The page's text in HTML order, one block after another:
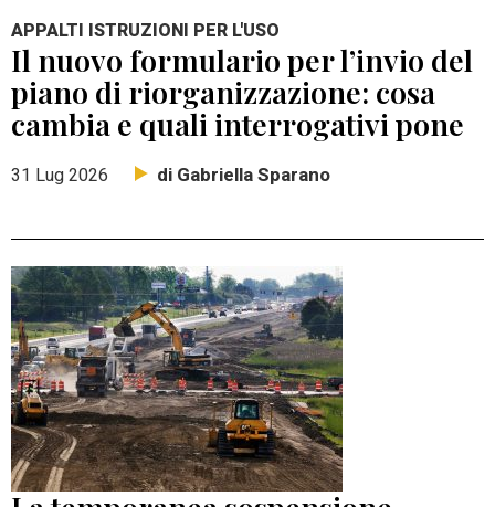
APPALTI ISTRUZIONI PER L'USO
Il nuovo formulario per l’invio del
piano di riorganizzazione: cosa
cambia e quali interrogativi pone
31 Lug 2026 di Gabriella Sparano